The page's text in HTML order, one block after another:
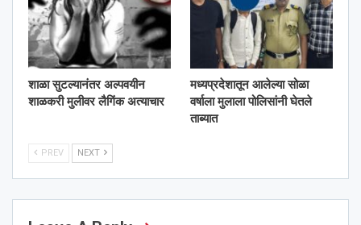
शाळा सुटल्यानंतर अल्पवयीन
शाळकरी मुलीवर लैगिंक अत्याचार
मध्यप्रदेशातून आलेल्या सोळा
वर्षाला मुलाला पोलिसांनी घेतले
ताब्यात
PREV NEXT